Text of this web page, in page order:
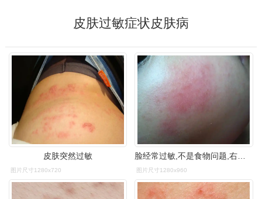
皮肤过敏症状皮肤病
皮肤突然过敏
图片尺寸1280x720 图片尺寸1280x960